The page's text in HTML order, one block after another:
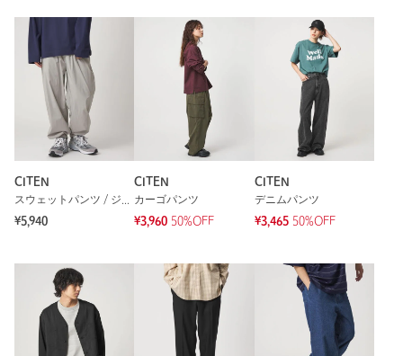
※レビューは、個人の主観による感想・体感によるもので、商品の効果や性
能を保証するものではありません。
CITEN
スウェットパンツ / ジャージ
¥5,940
CITEN
カーゴパンツ
¥3,960 50%OFF
CITEN
デニムパンツ
¥3,465 50%OFF